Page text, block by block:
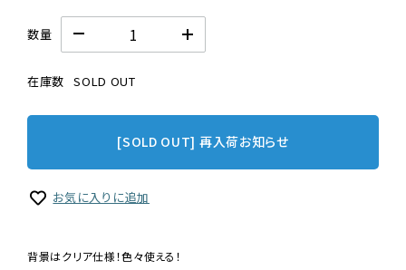
数量
在庫数 SOLD OUT
[SOLD OUT] 再入荷お知らせ
お気に入りに追加
背景はクリア仕様！色々使える！